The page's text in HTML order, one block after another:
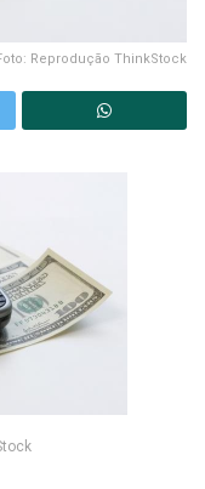
Reprodução ThinkStock